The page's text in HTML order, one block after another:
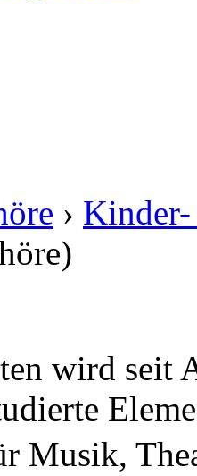
› Kinder-
wird seit
Musik,